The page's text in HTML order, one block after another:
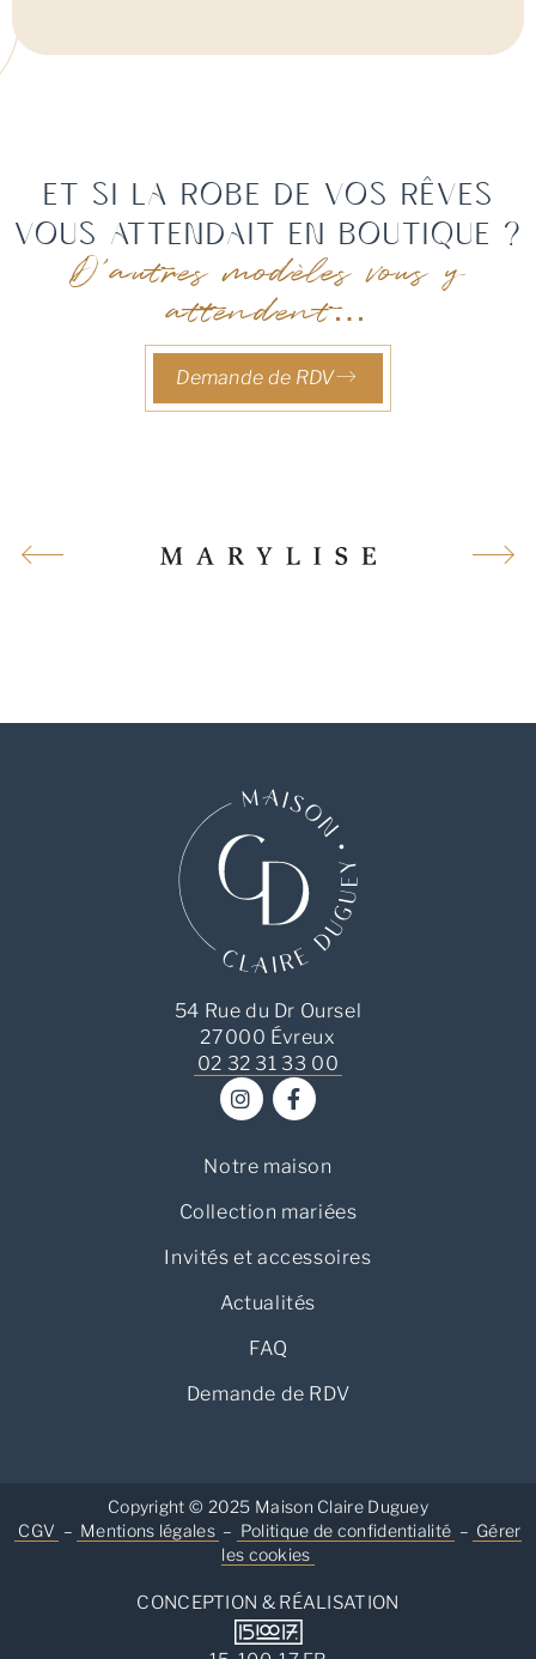
Et si la robe de vos rêves
vous attendait en boutique ?
D'autres modèles vous y
attendent…
Demande de RDV
54 Rue du Dr Oursel
27000 Évreux
02 32 31 33 00
Notre maison
Collection mariées
Invités et accessoires
Actualités
FAQ
Demande de RDV
Copyright © 2025 Maison Claire Duguey
CGV – Mentions légales – Politique de confidentialité – Gérer
les cookies
CONCEPTION & RÉALISATION